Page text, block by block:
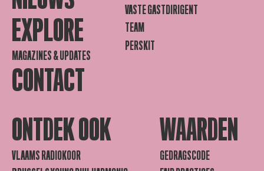
EXPLORE
MAGAZINES & UPDATES
CONTACT
VASTE GASTDIRIGENT
TEAM
PERSKIT
ONTDEK OOK
VLAAMS RADIOKOOR
WAARDEN
GEDRAGSCODE